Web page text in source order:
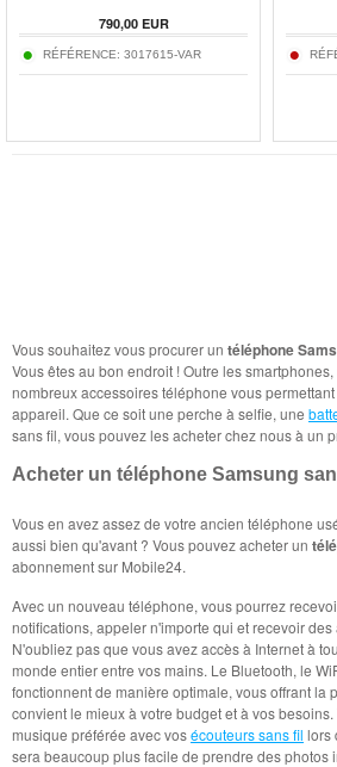
790,00EUR
RÉFÉRENCE: 3017615-VAR
Vous souhaitez vous procurer un téléphone
Vous êtes au bon endroit ! Outre les
nombreux accessoires téléphone vous
appareil. Que ce soit une perche à selfie, une
sans fil, vous pouvez les acheter chez nous à un
Acheter un téléphone Samsung
Vous en avez assez de votre ancien téléphone
aussi bien qu'avant ? Vous pouvez acheter un
abonnement sur Mobile24.
Avec un nouveau téléphone, vous pourrez
notifications, appeler n'importe qui et recevoir
N'oubliez pas que vous avez accès à Internet à
monde entier entre vos mains. Le Bluetooth, le
fonctionnent de manière optimale, vous offrant la
convient le mieux à votre budget et à vos
musique préférée avec vosécouteurs sans fil lors
sera beaucoup plus facile de prendre des photos